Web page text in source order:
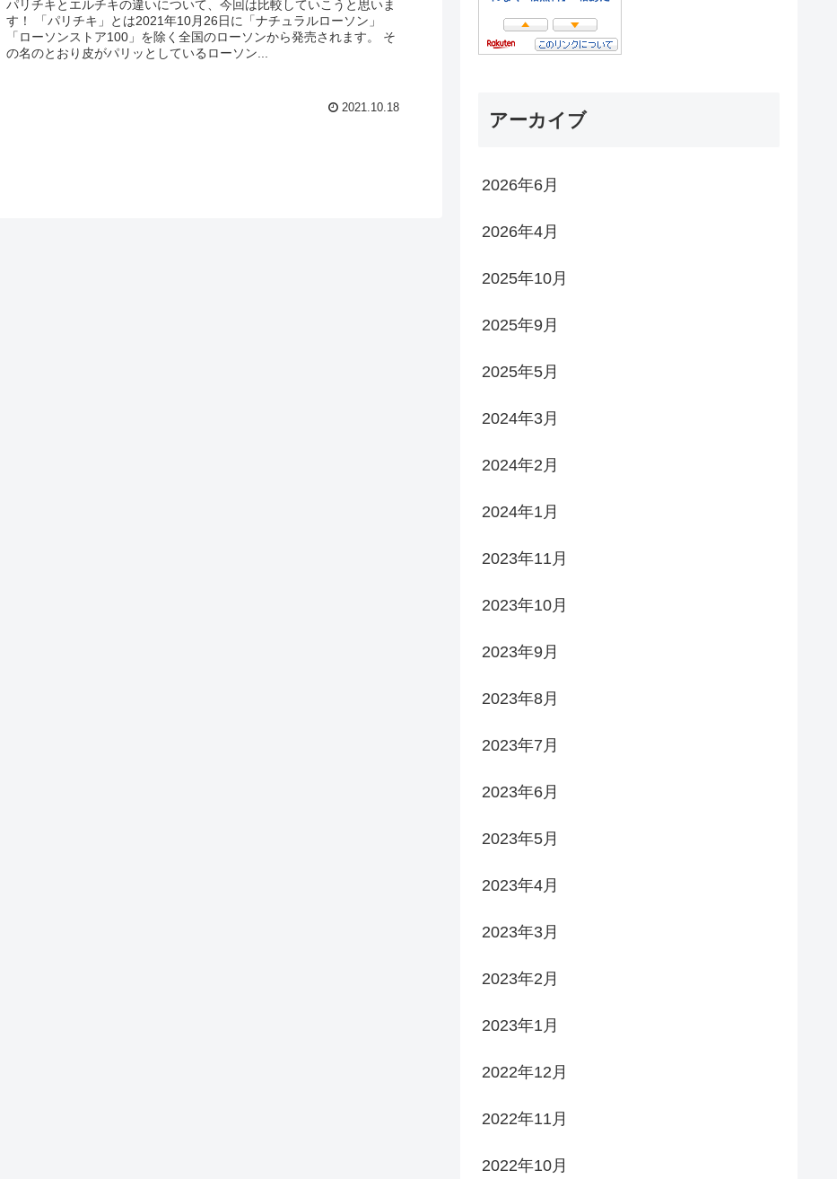
パリチキとエルチキの違いについて、今回は比較していこうと思いま
す！ 「パリチキ」とは2021年10月26日に「ナチュラルローソン」
「ローソンストア100」を除く全国のローソンから発売されます。 そ
の名のとおり皮がパリッとしているローソン...
2021.10.18
アーカイブ
2026年6月
2026年4月
2025年10月
2025年9月
2025年5月
2024年3月
2024年2月
2024年1月
2023年11月
2023年10月
2023年9月
2023年8月
2023年7月
2023年6月
2023年5月
2023年4月
2023年3月
2023年2月
2023年1月
2022年12月
2022年11月
2022年10月